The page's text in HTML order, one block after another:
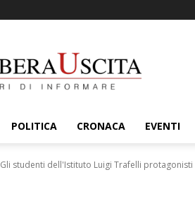
POLITICA CRONACA EVENTI
Gli studenti dell'Istituto Luigi Trafelli